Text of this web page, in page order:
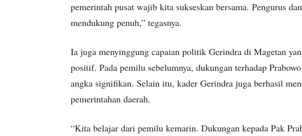
pemerintah pusat wajib kita sukseskan bersama. Pengurus
mendukung penuh,” tegasnya.
Ia juga menyinggung capaian politik Gerindra di Magetan
positif. Pada pemilu sebelumnya, dukungan terhadap
angka signifikan. Selain itu, kader Gerindra juga berhasil
pemerintahan daerah.
“Kita belajar dari pemilu kemarin. Dukungan kepada Pak